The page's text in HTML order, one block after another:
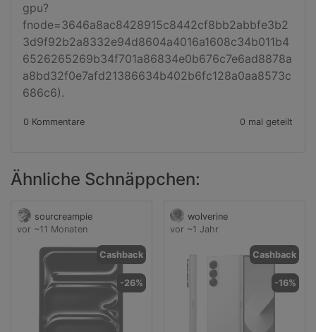
gpu?
fnode=3646a8ac8428915c8442cf8bb2abbfe3b2
3d9f92b2a8332e94d8604a4016a1608c34b011b4
6526265269b34f701a86834e0b676c7e6ad8878a
a8bd32f0e7afd21386634b402b6fc128a0aa8573c
686c6).
0 Kommentare 0 mal geteilt
Ähnliche Schnäppchen:
sourcreampie
vor ~11 Monaten
Cashback
-26%
wolverine
vor ~1 Jahr
Cashback
-16%